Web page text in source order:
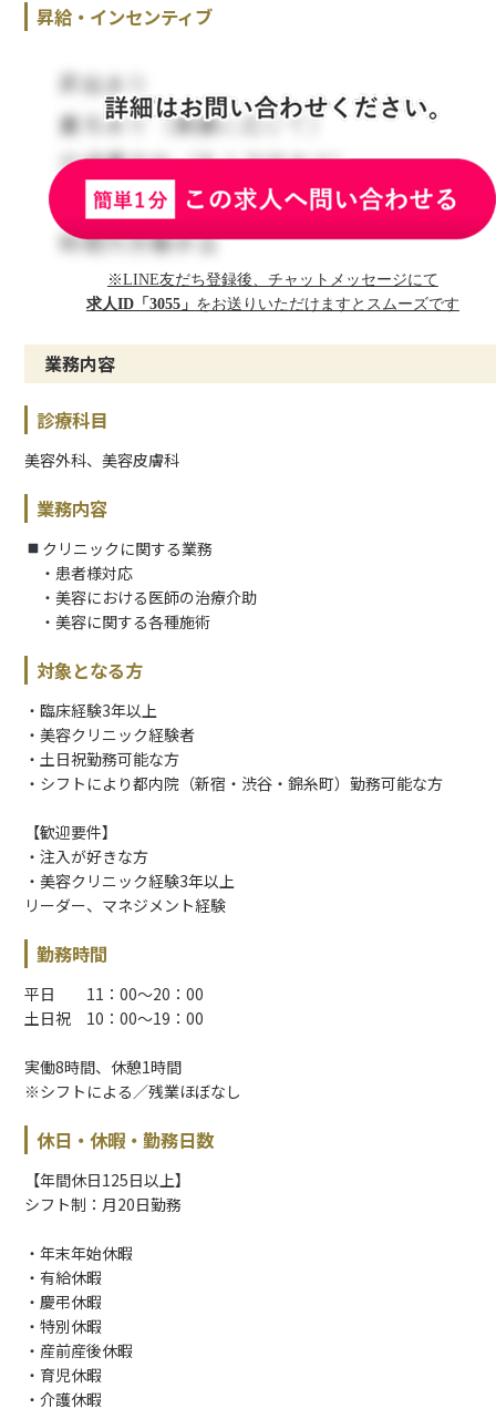
昇給・インセンティブ
※LINE友だち登録後、チャットメッセージにて
求人ID「3055」 をお送りいただけますとスムーズです
業務内容
診療科目
美容外科、美容皮膚科
業務内容
クリニックに関する業務
・患者様対応
・美容における医師の治療介助
・美容に関する各種施術
対象となる方
・臨床経験3年以上
・美容クリニック経験者
・土日祝勤務可能な方
・シフトにより都内院（新宿・渋谷・錦糸町）勤務可能な方
【歓迎要件】
・注入が好きな方
・美容クリニック経験3年以上
リーダー、マネジメント経験
勤務時間
平日 11：00～20：00
土日祝 10：00～19：00
実働8時間、休憩1時間
※シフトによる／残業ほぼなし
休日・休暇・勤務日数
【年間休日125日以上】
シフト制：月20日勤務
・年末年始休暇
・有給休暇
・慶弔休暇
・特別休暇
・産前産後休暇
・育児休暇
・介護休暇